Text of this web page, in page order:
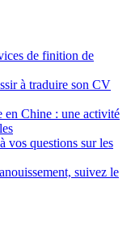
de finition de
à traduire son CV
en Chine : une activité
vos questions sur les
suivez le